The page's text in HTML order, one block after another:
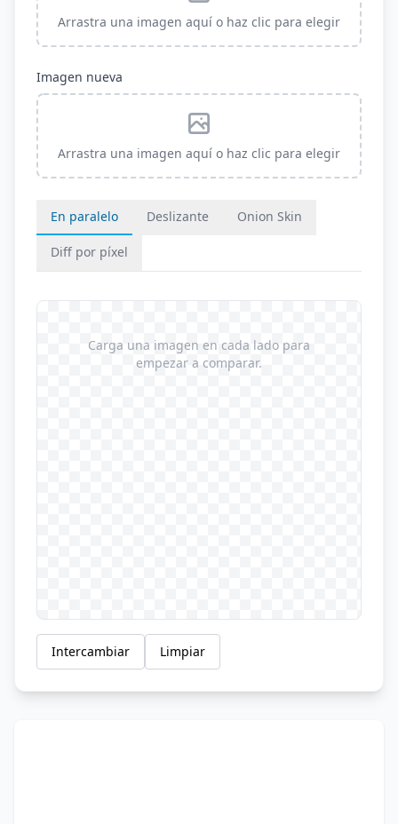
Arrastra una imagen aquí o haz clic para elegir
Imagen nueva
Arrastra una imagen aquí o haz clic para elegir
En paralelo Deslizante Onion Skin
Diff por píxel
Carga una imagen en cada lado para
empezar a comparar.
Intercambiar Limpiar